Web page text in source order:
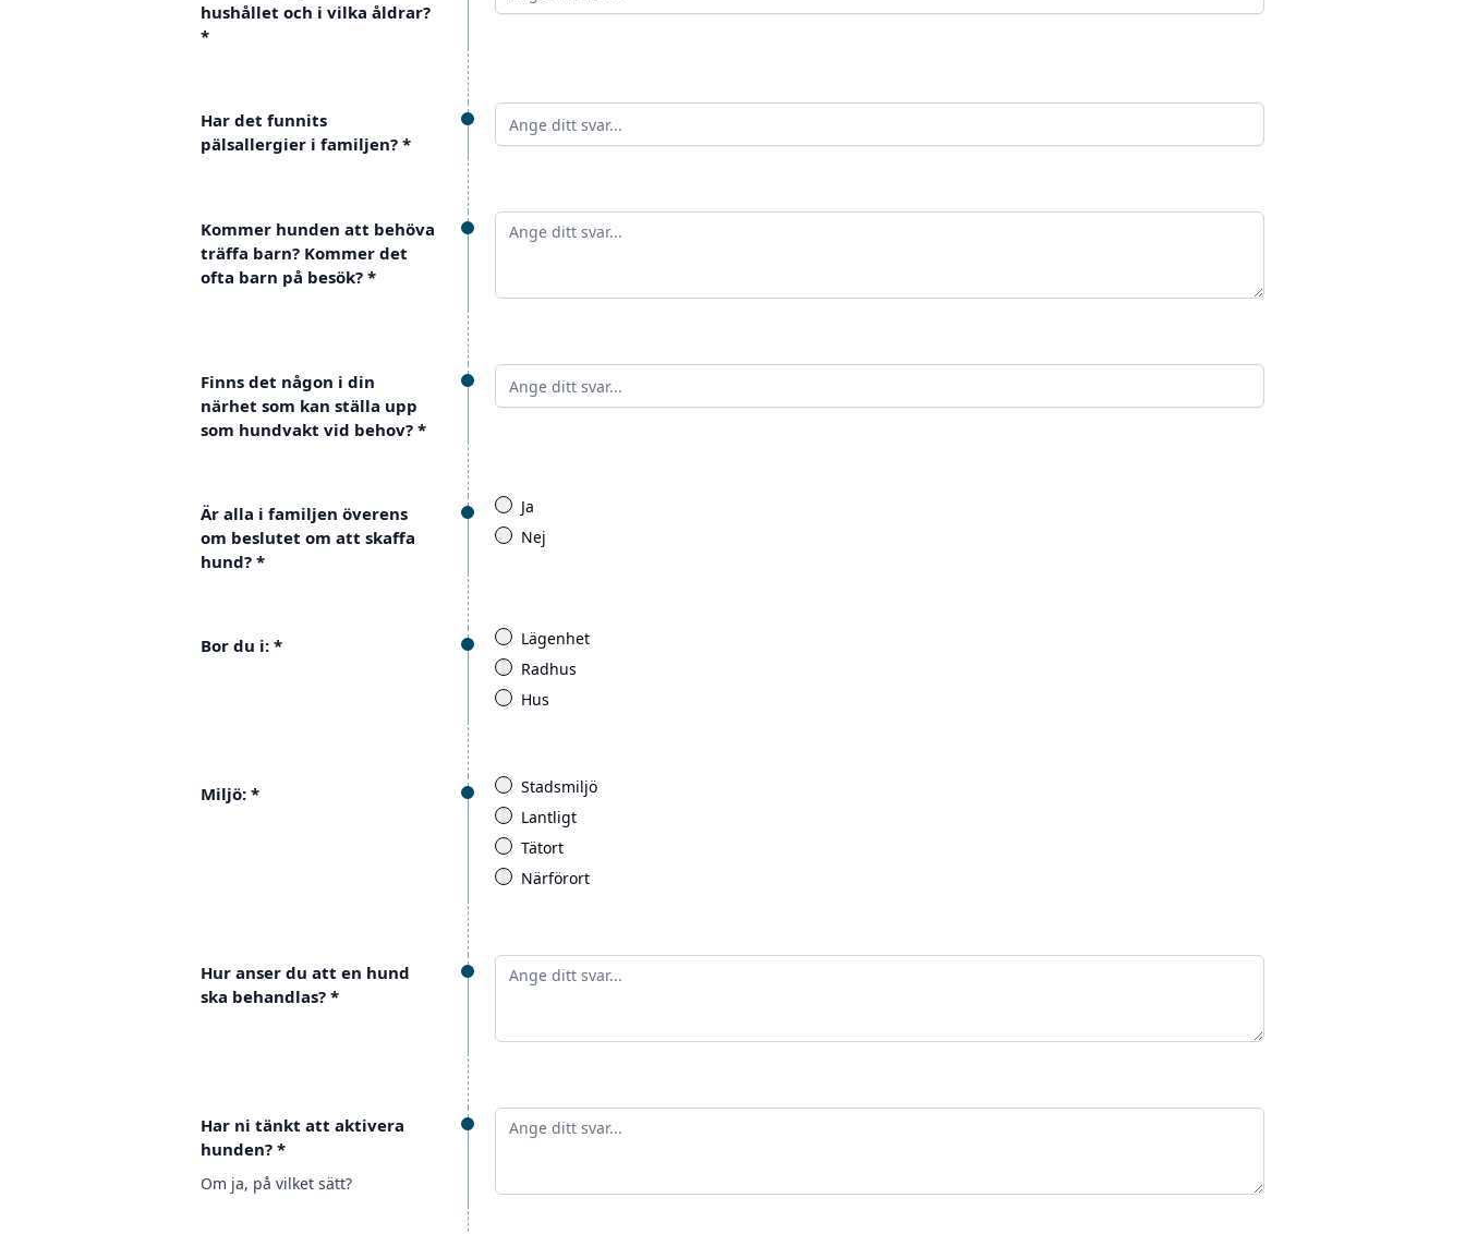
hushållet och i vilka åldrar?
*
Har det funnits
pälsallergier i familjen? *
Kommer hunden att behöva
träffa barn? Kommer det
ofta barn på besök? *
Finns det någon i din
närhet som kan ställa upp
som hundvakt vid behov? *
Är alla i familjen överens
om beslutet om att skaffa
hund? *
Ja
Nej
Bor du i: *
Lägenhet
Radhus
Hus
Miljö: *
Stadsmiljö
Lantligt
Tätort
Närförort
Hur anser du att en hund
ska behandlas? *
Har ni tänkt att aktivera
hunden? *
Om ja, på vilket sätt?